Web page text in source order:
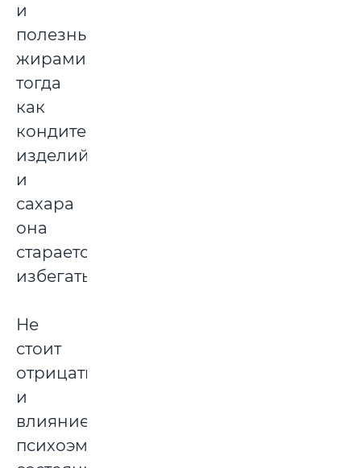
и
полезными
жирами,
тогда
как
кондитерских
изделий
и
сахара
она
старается
избегать.
Не
стоит
отрицать
и
влияние
психоэмоционального